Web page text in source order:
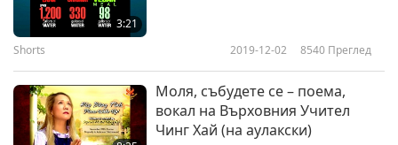
3:21
Shorts 2019-12-02 8540 Преглед
Моля, събудете се – поема,
вокал на Върховния Учител
Чинг Хай (на аулакски)